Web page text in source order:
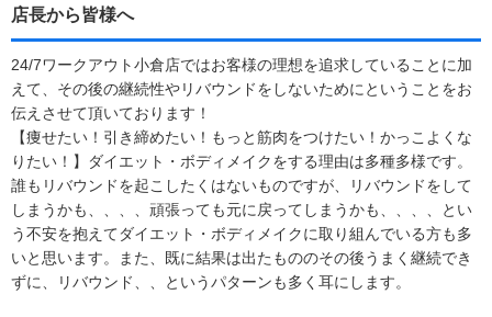
店長から皆様へ
24/7ワークアウト小倉店ではお客様の理想を追求していることに加
えて、その後の継続性やリバウンドをしないためにということをお
伝えさせて頂いております！
【痩せたい！引き締めたい！もっと筋肉をつけたい！かっこよくな
りたい！】ダイエット・ボディメイクをする理由は多種多様です。
誰もリバウンドを起こしたくはないものですが、リバウンドをして
しまうかも、、、、頑張っても元に戻ってしまうかも、、、、とい
う不安を抱えてダイエット・ボディメイクに取り組んでいる方も多
いと思います。また、既に結果は出たもののその後うまく継続でき
ずに、リバウンド、、というパターンも多く耳にします。